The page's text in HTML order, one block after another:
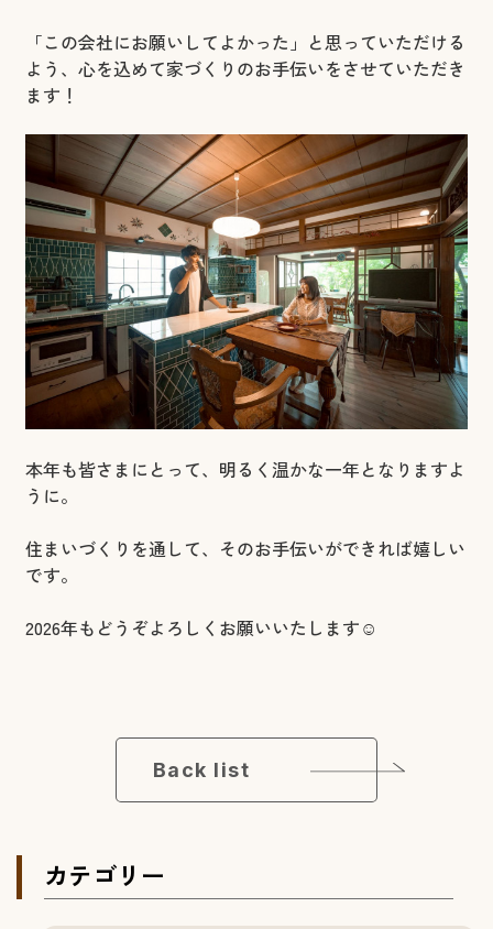
カテゴリー
「この会社にお願いしてよかった」と思っていただける
よう、心を込めて家づくりのお手伝いをさせていただき
ます！
本年も皆さまにとって、明るく温かな一年となりますよ
うに。
住まいづくりを通して、そのお手伝いができれば嬉しい
です。
2026年もどうぞよろしくお願いいたします☺
Back list